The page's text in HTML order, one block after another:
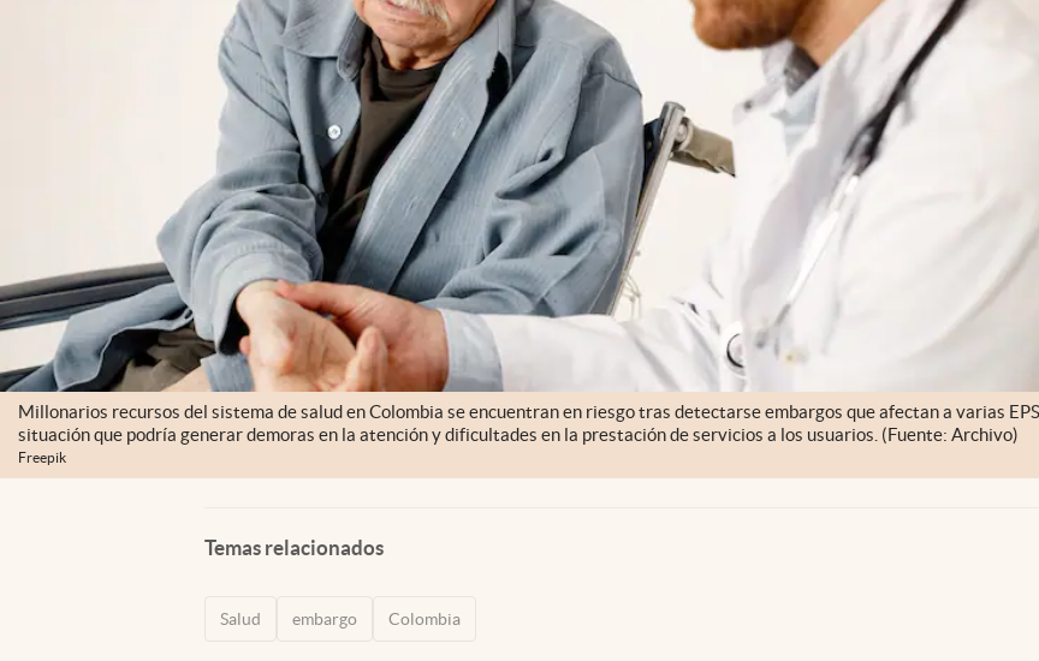
Millonarios recursos del sistema de salud en Colombia se encuentran en riesgo tras detectarse embargos que afectan a varias
situación que podría generar demoras en la atención y dificultades en la prestación de servicios a los usuarios. (Fuente: Archivo)
Freepik
Temas relacionados
Salud embargo Colombia